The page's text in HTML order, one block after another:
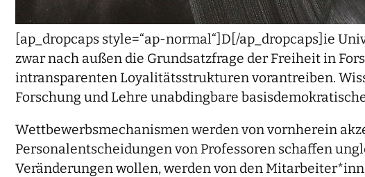
[ap_dropcaps style=“ap-normal“]D[/ap_dropcaps]ie
zwar nach außen die Grundsatzfrage der Freiheit in
intransparenten Loyalitätsstrukturen vorantreiben.
Forschung und Lehre unabdingbare
Wettbewerbsmechanismen werden von vornherein
Personalentscheidungen von Professoren schaffen
Veränderungen wollen, werden von den